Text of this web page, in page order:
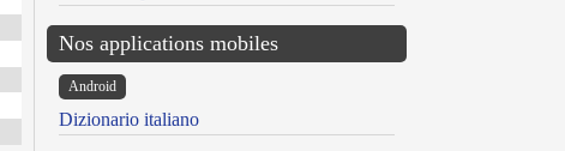
Nos applications mobiles
Android
Dizionario italiano